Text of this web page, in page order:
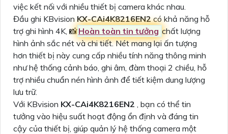
việc kết nối với nhiều thiết bị camera khác nhau.
Đầu ghi KBvision KX-CAi4K8216EN2có khả năng hỗ
trợ ghi hình 4K, 📸Hoàn toàn tin tưởng chất lượng
hình ảnh sắc nét và chi tiết. Nét mang lại ấn tượng
hơn thiết bị này cung cấp nhiều tính năng thông minh
như hệ thống cảnh báo, ghi âm, đàm thoại 2 chiều, hỗ
trợ nhiều chuẩn nén hình ảnh để tiết kiệm dung lượng
lưu trữ.
Với KBvision KX-CAi4K8216EN2 , bạn có thể tin
tưởng vào hiệu suất hoạt động ổn định và đáng tin
cậy của thiết bị, giúp quản lý hệ thống camera một